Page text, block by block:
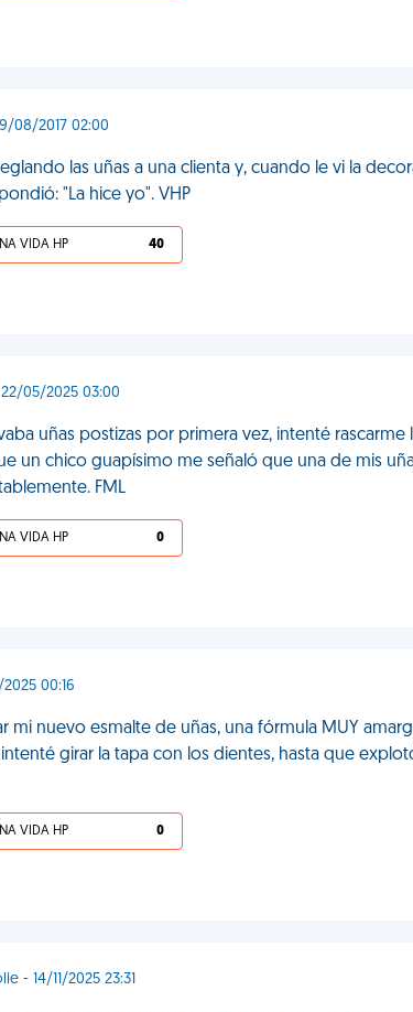
08/2017 02:00
las uñas a una clienta y, cuando le vi la
"La hice yo". VHP
VIDA HP 40
05/2025 03:00
uñas postizas por primera vez, intenté
un chico guapísimo me señaló que una de mis
FML
VIDA HP 0
00:16
mi nuevo esmalte de uñas, una fórmula MUY
girar la tapa con los dientes, hasta que
VIDA HP 0
- 14/11/2025 23:31